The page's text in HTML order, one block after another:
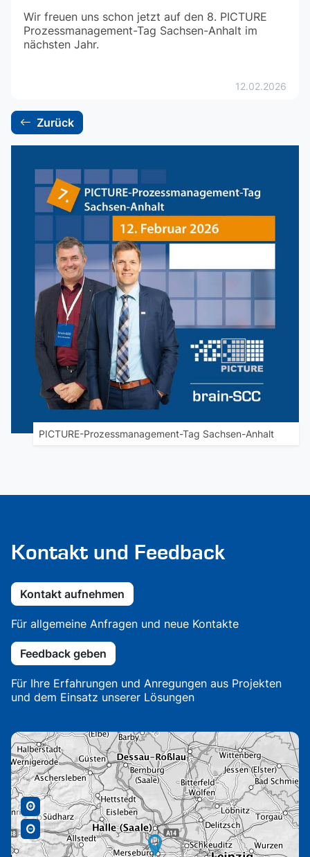
Wir freuen uns schon jetzt auf den 8. PICTURE
Prozessmanagement-Tag Sachsen-Anhalt im
nächsten Jahr.
12.02.2026
backward Zurück
PICTURE-Prozessmanagement-Tag Sachsen-Anhalt
Kontakt und Feedback
Kontakt aufnehmen
Für allgemeine Anfragen und neue Kontakte
Feedback geben
Für Ihre Erfahrungen und Anregungen aus Projekten
und dem Einsatz unserer Lösungen